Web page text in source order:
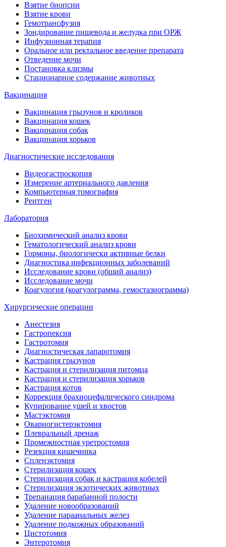
Взятие биопсии
Взятие крови
Гемотрансфузия
Зондирование пищевода и желудка при ОРЖ
Инфузионная терапия
Оральное или ректальное введение препарата
Отведение мочи
Постановка клизмы
Стационарное содержание животных
Вакцинация
Вакцинация грызунов и кроликов
Вакцинация кошек
Вакцинация собак
Вакцинация хорьков
Диагностические исследования
Видеогастроскопия
Измерение артериального давления
Компьютерная томография
Рентген
Лаборатория
Биохимический анализ крови
Гематологический анализ крови
Гормоны, биологически активные белки
Диагностика инфекционных заболеваний
Исследование крови (общий анализ)
Исследование мочи
Коагулогия (коагулограмма, гемостазиограмма)
Хирургические операции
Анестезия
Гастропексия
Гастротомия
Диагностическая лапаротомия
Кастрация грызунов
Кастрация и стерилизация питомца
Кастрация и стерилизация хорьков
Кастрация котов
Коррекция брахиоцефалического синдрома
Купирование ушей и хвостов
Мастэктомия
Овариогистерэктомия
Плевральный дренаж
Промежностная уретростомия
Резекция кишечника
Спленэктомия
Стерилизация кошек
Стерилизация собак и кастрация кобелей
Стерилизация экзотических животных
Трепанация барабанной полости
Удаление новообразований
Удаление параанальных желез
Удаление подкожных образований
Цистотомия
Энтеротомия